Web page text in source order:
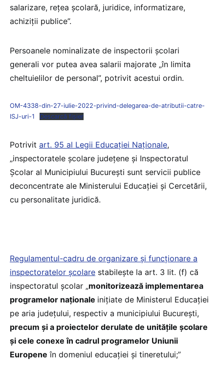
salarizare, rețea școlară, juridice, informatizare,
achiziții publice”.
Persoanele nominalizate de inspectorii școlari
generali vor putea avea salarii majorate „în limita
cheltuielilor de personal”, potrivit acestui ordin.
OM-4338-din-27-iulie-2022-privind-delegarea-de-atributii-catre-
ISJ-uri-1
Descarcă fișier
Potrivit art. 95 al Legii Educației Naționale,
„inspectoratele școlare județene și Inspectoratul
Școlar al Municipiului București sunt servicii publice
deconcentrate ale Ministerului Educației și Cercetării,
cu personalitate juridică.
Regulamentul-cadru de organizare și funcționare a
inspectoratelor școlare stabilește la art. 3 lit. (f) că
inspectoratul școlar „monitorizează implementarea
programelor naţionale iniţiate de Ministerul Educaţiei
pe aria judeţului, respectiv a municipiului Bucureşti,
precum şi a proiectelor derulate de unităţile şcolare
şi cele conexe în cadrul programelor Uniunii
Europene în domeniul educaţiei şi tineretului;”